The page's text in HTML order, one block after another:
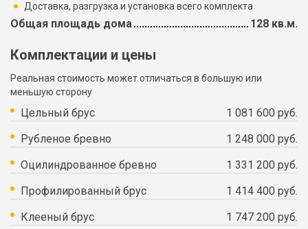
Доставка, разгрузка и установка всего комплекта
Общая площадь дома 128 кв.м.
Комплектации и цены
Реальная стоимость может отличаться в большую или
меньшую сторону
Цельный брус
1 081 600 руб.
Рубленое бревно
1 248 000 руб.
Оцилиндрованное бревно
1 331 200 руб.
Профилированный брус
1 414 400 руб.
Клееный брус
1 747 200 руб.